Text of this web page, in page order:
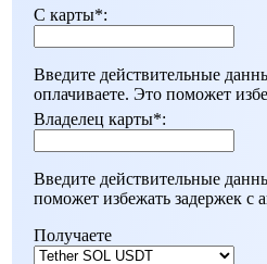
С карты*:
Введите действительные
оплачиваете. Это поможет
Владелец карты*:
Введите действительные
поможет избежать задержек с
Получаете